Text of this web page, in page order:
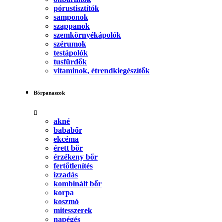
pórustisztítók
samponok
szappanok
szemkörnyékápolók
szérumok
testápolók
tusfürdők
vitaminok, étrendkiegészítők
Bőrpanaszok
akné
bababőr
ekcéma
érett bőr
érzékeny bőr
fertőtlenítés
izzadás
kombinált bőr
korpa
koszmó
mitesszerek
napégés